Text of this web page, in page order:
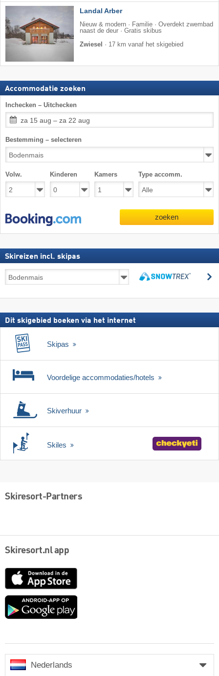
Landal Arber
Nieuw & modern · Familie · Overdekt zwembad
naast de deur · Gratis skibus
Zwiesel
· 17 km vanaf het skigebied
Accommodatie zoeken
Inchecken – Uitchecken
za 15 aug – za 22 aug
Bestemming – selecteren
Volw. Kinderen Kamers Type accomm.
zoeken
Skireizen incl. skipas
incl.
Dit skigebied boeken via het internet
Skipas
Voordelige accommodaties/hotels
Skiverhuur
Skiles
Skiresort-Partners
Skiresort.nl app
App
Google
Nederlands